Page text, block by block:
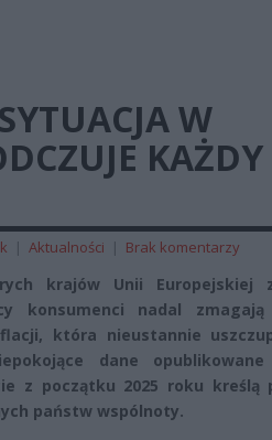
W
KAŻDY
| Aktualności | Brak komentarzy
krajów Unii Europejskiej
konsumenci nadal
która nieustannie
dane
z początku 2025 roku kreślą
państw wspólnoty.